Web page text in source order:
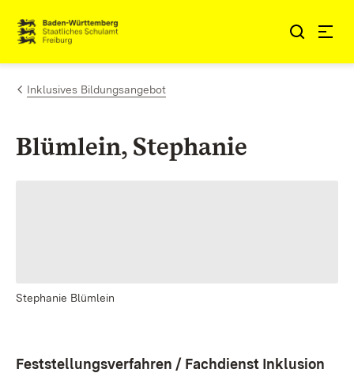
Zum Inhalt springen
Link zur Startseite
Inklusives Bildungsangebot
Blümlein, Stephanie
Stephanie Blümlein
Feststellungsverfahren / Fachdienst Inklusion